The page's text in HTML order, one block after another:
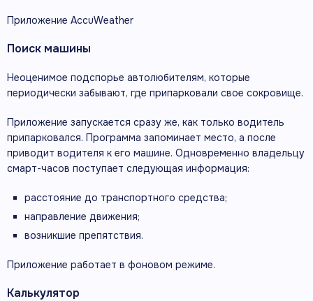
Приложение AccuWeather
Поиск машины
Неоценимое подспорье автолюбителям, которые
периодически забывают, где припарковали свое сокровище.
Приложение запускается сразу же, как только водитель
припарковался. Программа запоминает место, а после
приводит водителя к его машине. Одновременно владельцу
смарт-часов поступает следующая информация:
расстояние до транспортного средства;
направление движения;
возникшие препятствия.
Приложение работает в фоновом режиме.
Калькулятор